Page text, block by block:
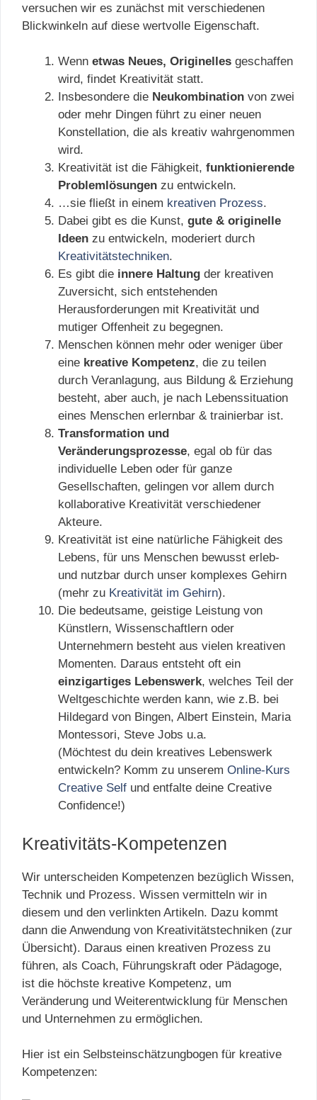
versuchen wir es zunächst mit verschiedenen
Blickwinkeln auf diese wertvolle Eigenschaft.
Wenn etwas Neues, Originelles geschaffen
wird, findet Kreativität statt.
Insbesondere die Neukombination von zwei
oder mehr Dingen führt zu einer neuen
Konstellation, die als kreativ wahrgenommen
wird.
Kreativität ist die Fähigkeit, funktionierende
Problemlösungen zu entwickeln.
…sie fließt in einem kreativen Prozess.
Dabei gibt es die Kunst, gute & originelle
Ideen zu entwickeln, moderiert durch
Kreativitätstechniken.
Es gibt die innere Haltung der kreativen
Zuversicht, sich entstehenden
Herausforderungen mit Kreativität und
mutiger Offenheit zu begegnen.
Menschen können mehr oder weniger über
eine kreative Kompetenz, die zu teilen
durch Veranlagung, aus Bildung & Erziehung
besteht, aber auch, je nach Lebenssituation
eines Menschen erlernbar & trainierbar ist.
Transformation und
Veränderungsprozesse, egal ob für das
individuelle Leben oder für ganze
Gesellschaften, gelingen vor allem durch
kollaborative Kreativität verschiedener
Akteure.
Kreativität ist eine natürliche Fähigkeit des
Lebens, für uns Menschen bewusst erleb-
und nutzbar durch unser komplexes Gehirn
(mehr zu Kreativität im Gehirn).
Die bedeutsame, geistige Leistung von
Künstlern, Wissenschaftlern oder
Unternehmern besteht aus vielen kreativen
Momenten. Daraus entsteht oft ein
einzigartiges Lebenswerk, welches Teil der
Weltgeschichte werden kann, wie z.B. bei
Hildegard von Bingen, Albert Einstein, Maria
Montessori, Steve Jobs u.a.
(Möchtest du dein kreatives Lebenswerk
entwickeln? Komm zu unserem Online-Kurs
Creative Self und entfalte deine Creative
Confidence!)
Kreativitäts-Kompetenzen
Wir unterscheiden Kompetenzen bezüglich Wissen,
Technik und Prozess. Wissen vermitteln wir in
diesem und den verlinkten Artikeln. Dazu kommt
dann die Anwendung von Kreativitätstechniken (zur
Übersicht). Daraus einen kreativen Prozess zu
führen, als Coach, Führungskraft oder Pädagoge,
ist die höchste kreative Kompetenz, um
Veränderung und Weiterentwicklung für Menschen
und Unternehmen zu ermöglichen.
Hier ist ein Selbsteinschätzungbogen für kreative
Kompetenzen: